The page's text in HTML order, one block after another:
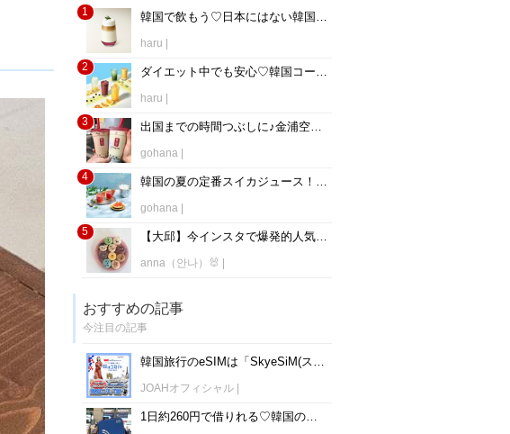
1 韓国で飲もう♡日本にはない韓国スタバ限定のおすすめメニュー♡
haru
2
ダイエット中でも安心♡韓国コーヒーチェーン店で飲める美味しい低カロリー飲料！
haru
3
出国までの時間つぶしに♪金浦空港にあるカフェ特集♡
gohana|
4
韓国の夏の定番スイカジュース！韓国大手チェーン店のスイカジュースまとめ♡
gohana|
5
【大邱】今インスタで爆発的人気♡かわいすぎるマカロンが売ってるお店「ROMANTIQUE」って？♡
anna（안나）🐰
おすすめの記事
今注目の記事
韓国旅行のeSIMは「SkyeSiM(スカイイーシム)」！1日単位で最安値380円から利用可能！
JOAHオフィシャル|
1日約260円で借りれる♡韓国のWiFiレンタルおすすめ「WiFi弁当(WiFi Dosirak)」